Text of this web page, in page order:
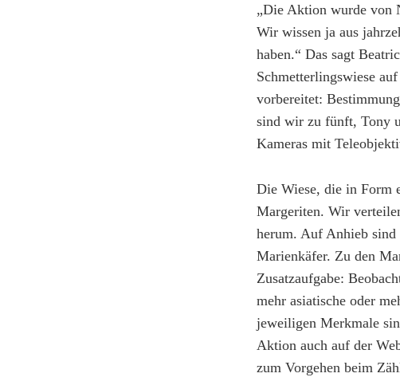
„Die Aktion wurde von
Wir wissen ja aus
haben.“ Das sagt
Schmetterlingswiese
vorbereitet:
sind wir zu fünft, Tony
Kameras mit
Die Wiese, die in Form
Margeriten. Wir
herum. Auf Anhieb sind
Marienkäfer. Zu den
Zusatzaufgabe:
mehr asiatische oder
jeweiligen Merkmale
Aktion auch auf der
zum Vorgehen beim